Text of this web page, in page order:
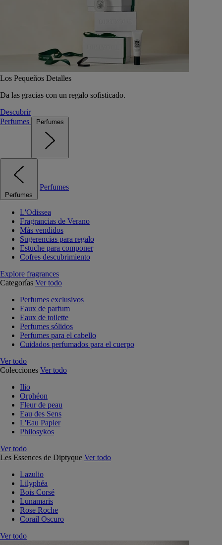
Los Pequeños Detalles
Da las gracias con un regalo sofisticado.
Descubrir
Perfumes
Perfumes
Perfumes
Perfumes
L'Odissea
Fragrancias de Verano
Más vendidos
Sugerencias para regalo
Estuche para componer
Cofres descubrimiento
Explore fragrances
Categorías Ver todo
Perfumes exclusivos
Eaux de parfum
Eaux de toilette
Perfumes sólidos
Perfumes para el cabello
Cuidados perfumados para el cuerpo
Ver todo
Colecciones Ver todo
Ilio
Orphéon
Fleur de peau
Eau des Sens
L'Eau Papier
Philosykos
Ver todo
Les Essences de Diptyque Ver todo
Lazulio
Lilyphéa
Bois Corsé
Lunamaris
Rose Roche
Corail Oscuro
Ver todo